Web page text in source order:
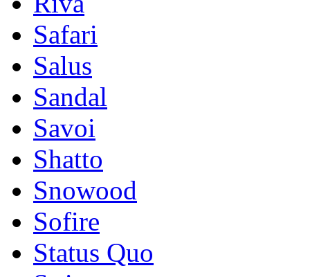
Safari
Salus
Sandal
Savoi
Shatto
Snowood
Sofire
Status Quo